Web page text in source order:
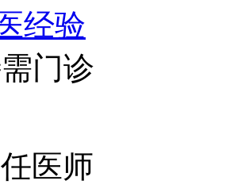
经验
门诊
医师